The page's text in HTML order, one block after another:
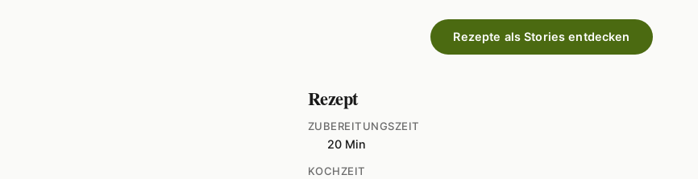
Rezepte als Stories entdecken
Rezept
ZUBEREITUNGSZEIT
20 Min
KOCHZEIT